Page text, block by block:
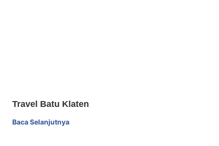
Travel Batu Klaten
Baca Selanjutnya